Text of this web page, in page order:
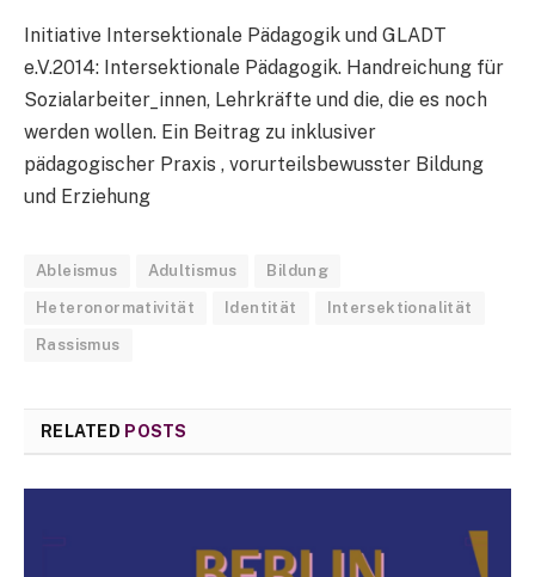
Initiative Intersektionale Pädagogik und GLADT
e.V.2014: Intersektionale Pädagogik. Handreichung für
Sozialarbeiter_innen, Lehrkräfte und die, die es noch
werden wollen. Ein Beitrag zu inklusiver
pädagogischer Praxis , vorurteilsbewusster Bildung
und Erziehung
Ableismus Adultismus Bildung
Heteronormativität Identität Intersektionalität
Rassismus
RELATED POSTS